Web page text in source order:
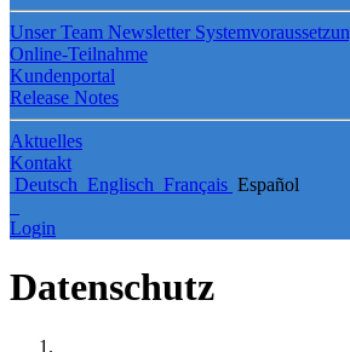
Unser Team Newsletter
Online-Teilnahme
Kundenportal
Release Notes
Aktuelles
Kontakt
Deutsch Englisch Français Español
Login
Datenschutz